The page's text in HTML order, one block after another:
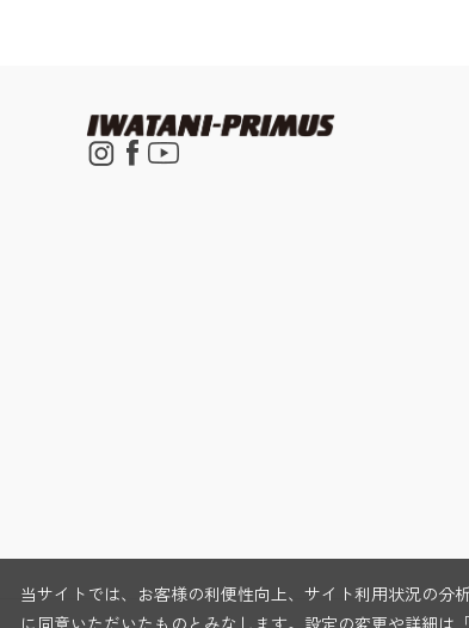
当サイトでは、お客様の利便性向上、サイト利用状況の